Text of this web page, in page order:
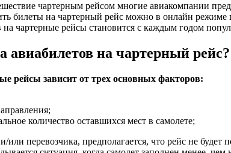
чартерным рейсом многие авиакомпании
билеты на чартерный рейс можно в онлайн
на чартерные рейсы становится с каждым годом
авиабилетов на чартерный рейс?
рейсы зависит от трех основных факторов:
количество оставшихся мест в самолете;
перевозчика, предполагается, что рейс не